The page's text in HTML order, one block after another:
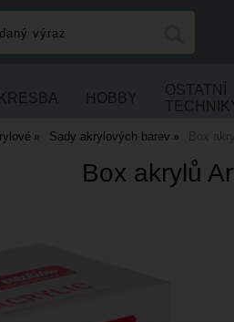
KRESBA HOBBY
OSTATNÍ
Sady akrylových barev Box
Box akrylů